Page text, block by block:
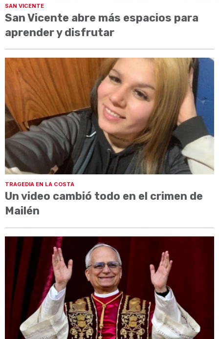
SAN VICENTE
San Vicente abre más espacios para
aprender y disfrutar
TRAGEDIA EN LA COSTA
Un video cambió todo en el crimen de
Mailén